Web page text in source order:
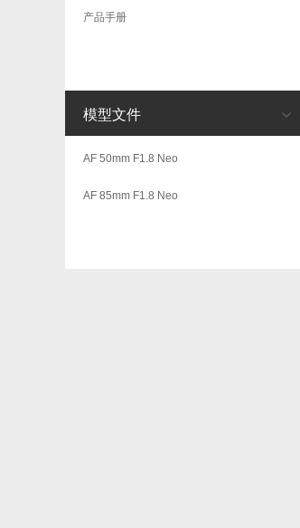
产品手册
模型文件
AF 50mm F1.8 Neo
AF 85mm F1.8 Neo